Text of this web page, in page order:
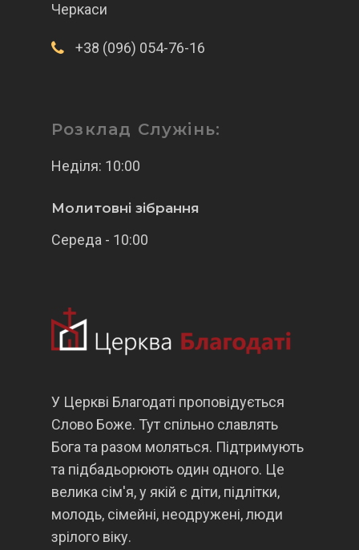
Черкаси
+38 (096) 054-76-16
Розклад Служінь:
Неділя: 10:00
Молитовні зібрання
Середа - 10:00
У Церкві Благодаті проповідується
Слово Боже. Тут спільно славлять
Бога та разом моляться. Підтримують
та підбадьорюють один одного. Це
велика сім'я, у якій є діти, підлітки,
молодь, сімейні, неодружені, люди
зрілого віку.